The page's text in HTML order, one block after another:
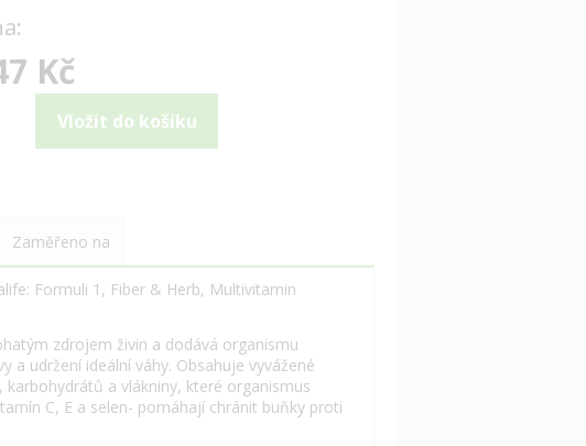
Kč
Zaměřeno na
Formuli 1, Fiber & Herb, Multivitamin
zdrojem živin a dodává organismu
a udržení ideální váhy. Obsahuje vyvážené
a vlákniny, které organismus
C, E a selen- pomáhají chránit buňky proti